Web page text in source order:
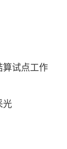
算试点工作
光